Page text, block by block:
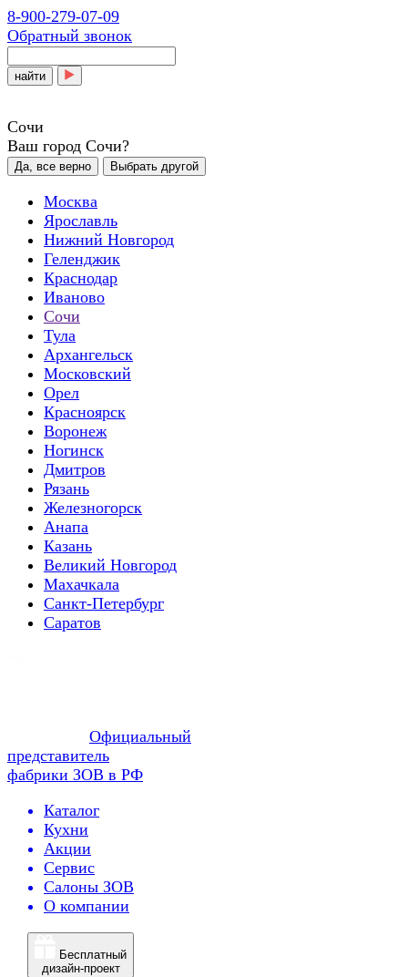
8-900-279-07-09
Обратный звонок
найти
Сочи
Ваш город Сочи?
Да, все верно Выбрать другой
Москва
Ярославль
Нижний Новгород
Геленджик
Краснодар
Иваново
Сочи
Тула
Архангельск
Московский
Орел
Красноярск
Воронеж
Ногинск
Дмитров
Рязань
Железногорск
Анапа
Казань
Великий Новгород
Махачкала
Санкт-Петербург
Саратов
Официальный
представитель
фабрики ЗОВ в РФ
Каталог
Кухни
Акции
Сервис
Салоны ЗОВ
О компании
Бесплатный
дизайн-проект